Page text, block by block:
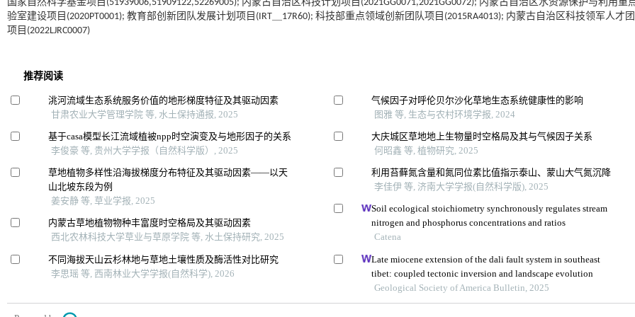
国家自然科学基金项目(51939006,51909122,52269005); 内蒙古自治区科技计划项目(2021GG0071,2021GG0072); 内蒙古自治区水资源保护与利用重
验室建设项目(2020PT0001); 教育部创新团队发展计划项目(IRT＿17R60); 科技部重点领域创新团队项目(2015RA4013); 内蒙古自治区科技领军人才
项目(2022LJRC0007)